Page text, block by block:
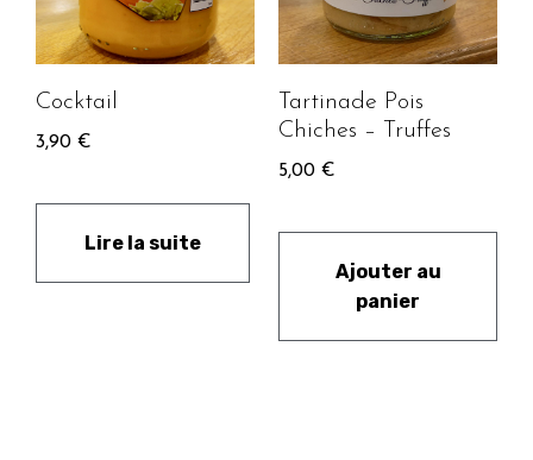
Cocktail
3,90 €
Lire la suite
Tartinade Pois
Chiches – Truffes
5,00 €
Ajouter au
panier